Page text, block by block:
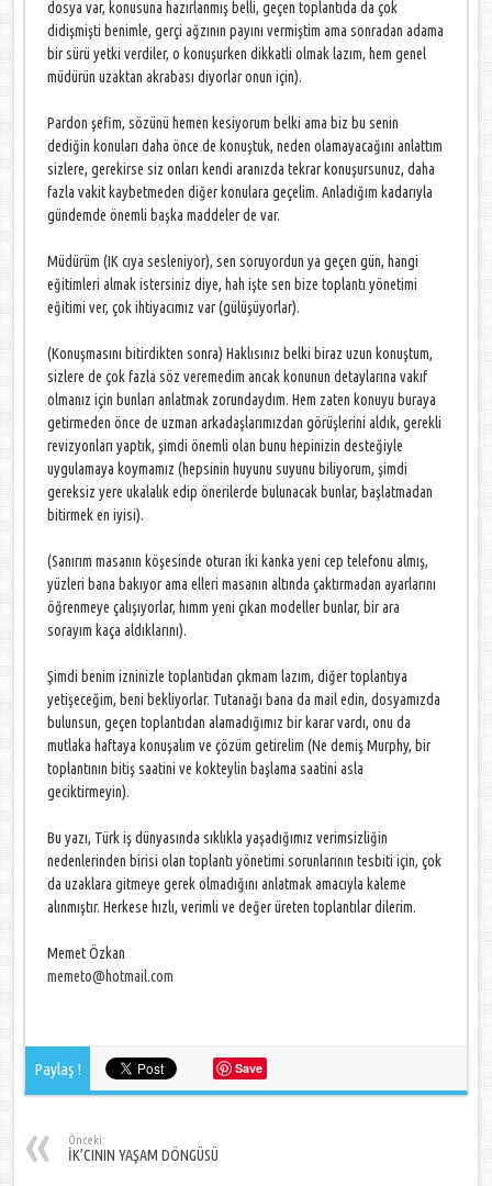
dosya var, konusuna hazırlanmış belli, geçen toplantıda da çok
didişmişti benimle, gerçi ağzının payını vermiştim ama sonradan adama
bir sürü yetki verdiler, o konuşurken dikkatli olmak lazım, hem genel
müdürün uzaktan akrabası diyorlar onun için).
Pardon şefim, sözünü hemen kesiyorum belki ama biz bu senin
dediğin konuları daha önce de konuştuk, neden olamayacağını anlattım
sizlere, gerekirse siz onları kendi aranızda tekrar konuşursunuz, daha
fazla vakit kaybetmeden diğer konulara geçelim. Anladığım kadarıyla
gündemde önemli başka maddeler de var.
Müdürüm (IK cıya sesleniyor), sen soruyordun ya geçen gün, hangi
eğitimleri almak istersiniz diye, hah işte sen bize toplantı yönetimi
eğitimi ver, çok ihtiyacımız var (gülüşüyorlar).
(Konuşmasını bitirdikten sonra) Haklısınız belki biraz uzun konuştum,
sizlere de çok fazla söz veremedim ancak konunun detaylarına vakıf
olmanız için bunları anlatmak zorundaydım. Hem zaten konuyu buraya
getirmeden önce de uzman arkadaşlarımızdan görüşlerini aldık, gerekli
revizyonları yaptık, şimdi önemli olan bunu hepinizin desteğiyle
uygulamaya koymamız (hepsinin huyunu suyunu biliyorum, şimdi
gereksiz yere ukalalık edip önerilerde bulunacak bunlar, başlatmadan
bitirmek en iyisi).
(Sanırım masanın köşesinde oturan iki kanka yeni cep telefonu almış,
yüzleri bana bakıyor ama elleri masanın altında çaktırmadan ayarlarını
öğrenmeye çalışıyorlar, hımm yeni çıkan modeller bunlar, bir ara
sorayım kaça aldıklarını).
Şimdi benim izninizle toplantıdan çıkmam lazım, diğer toplantıya
yetişeceğim, beni bekliyorlar. Tutanağı bana da mail edin, dosyamızda
bulunsun, geçen toplantıdan alamadığımız bir karar vardı, onu da
mutlaka haftaya konuşalım ve çözüm getirelim (Ne demiş Murphy, bir
toplantının bitiş saatini ve kokteylin başlama saatini asla
geciktirmeyin).
Bu yazı, Türk iş dünyasında sıklıkla yaşadığımız verimsizliğin
nedenlerinden birisi olan toplantı yönetimi sorunlarının tesbiti için, çok
da uzaklara gitmeye gerek olmadığını anlatmak amacıyla kaleme
alınmıştır. Herkese hızlı, verimli ve değer üreten toplantılar dilerim.
Memet Özkan
memeto@hotmail.com
Paylaş ! Save
Önceki:
İK’CININ YAŞAM DÖNGÜSÜ